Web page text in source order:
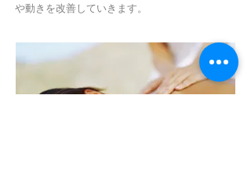
や動きを改善していきます。